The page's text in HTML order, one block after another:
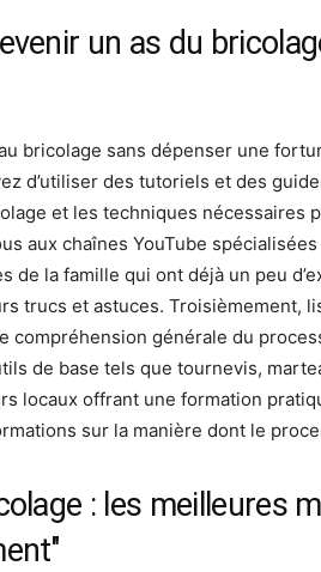
un as du
bricolage sans dépenser une
d’utiliser des tutoriels et des
et les techniques nécessaires
aux chaînes YouTube
de la famille qui ont déjà un peu
trucs et astuces. Troisièmement,
compréhension générale du
de base tels que tournevis,
locaux offrant une formation
sur la manière dont le
: les meilleures